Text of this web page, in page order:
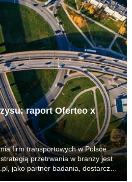
raport Oferteo x
firm transportowych w Polsce
przetrwania w branży jest
jako partner badania, dostarcza